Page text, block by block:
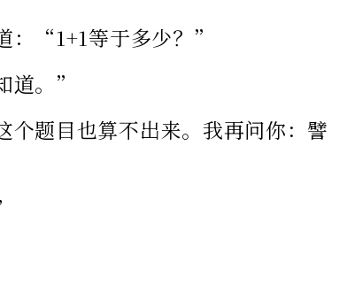
：“1+1等于多少？”
道。”
题目也算不出来。我再问你：譬